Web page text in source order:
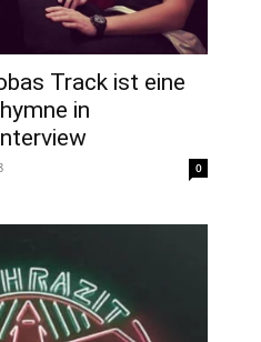
Track ist eine
in
0